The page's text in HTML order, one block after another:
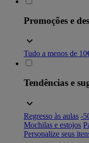
Promoções e
Tudo a menos de
Tendências e
Regresso às aulas -
Mochilas e estojos
Personalize seus